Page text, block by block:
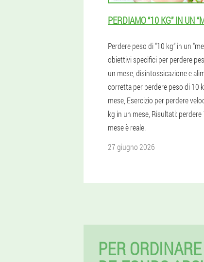
PERDIAMO “10 KG” IN UN
Perdere peso di “10 kg” in un
obiettivi specifici per perdere
un mese, disintossicazione e
corretta per perdere peso di 10
mese, Esercizio per perdere
kg in un mese, Risultati: perdere
mese è reale.
27 giugno 2026
PER